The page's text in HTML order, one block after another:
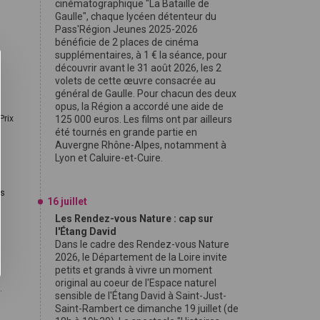
cinématographique "La Bataille de
Gaulle", chaque lycéen détenteur du
Pass'Région Jeunes 2025-2026
bénéficie de 2 places de cinéma
supplémentaires, à 1 € la séance, pour
découvrir avant le 31 août 2026, les 2
volets de cette œuvre consacrée au
général de Gaulle. Pour chacun des deux
opus, la Région a accordé une aide de
125 000 euros. Les films ont par ailleurs
été tournés en grande partie en
Auvergne Rhône-Alpes, notamment à
Lyon et Caluire-et-Cuire.
16 juillet
Les Rendez-vous Nature : cap sur
l'Étang David
Dans le cadre des Rendez-vous Nature
2026, le Département de la Loire invite
petits et grands à vivre un moment
original au coeur de l'Espace naturel
sensible de l'Étang David à Saint-Just-
Saint-Rambert ce dimanche 19 juillet (de